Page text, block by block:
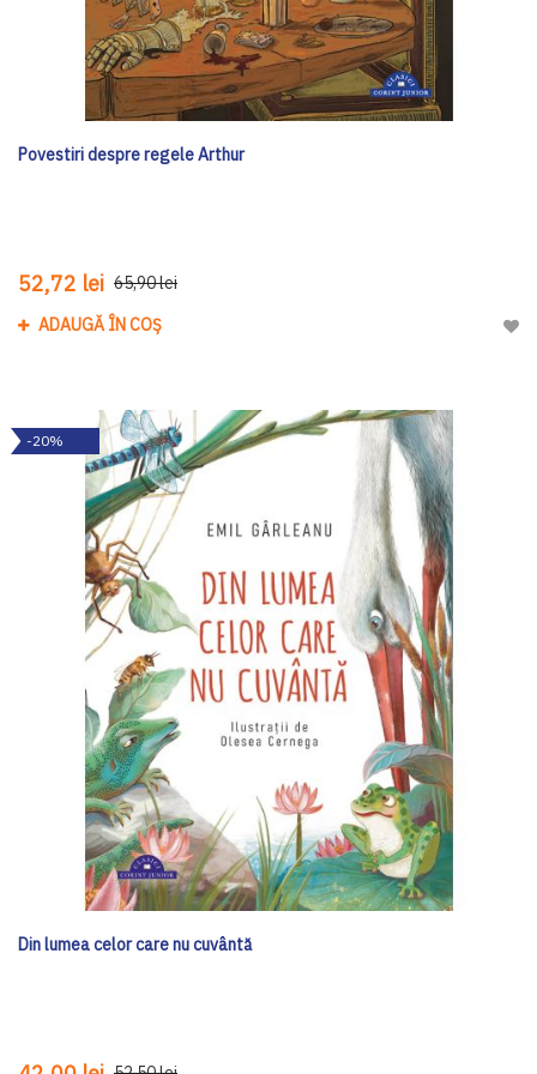
Povestiri despre regele Arthur
52,72 lei 65,90 lei
ADAUGĂ ÎN COȘ
-20%
Din lumea celor care nu cuvântă